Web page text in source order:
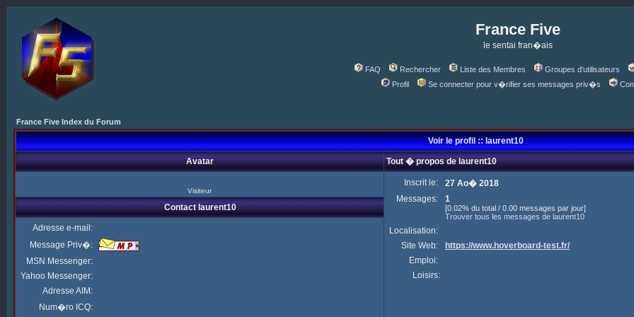
France Five
le sentai fran�ais
FAQ Rechercher Liste des Membres Groupes d'utilisateurs
Profil
Se connecter pour v�rifier ses messages priv�s
France Five Index du Forum
Voir le profil :: laurent10
Avatar Tout � propos de laurent10
Visiteur
Inscrit le:
27 Ao� 2018
Messages:
1
[0.02% du total / 0.00 messages par jour]
Trouver tous les messages de laurent10
Localisation:
Site Web:
https://www.hoverboard-test.fr/
Emploi:
Loisirs:
Contact laurent10
Adresse e-mail:
Message Priv�:
MSN Messenger:
Yahoo Messenger:
Adresse AIM:
Num�ro ICQ: